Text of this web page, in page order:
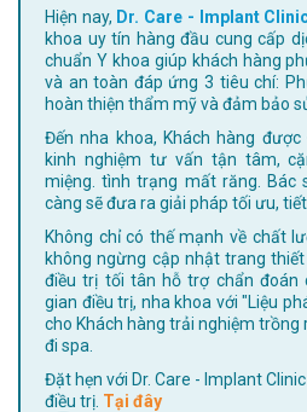
Hiện nay, Dr. Care - Implant
khoa uy tín hàng đầu cung cấp
chuẩn Y khoa giúp khách hàng
và an toàn đáp ứng 3 tiêu chí:
hoàn thiện thẩm mỹ và đảm bảo
Đến nha khoa, Khách hàng được
kinh nghiệm tư vấn tận tâm,
miệng. tình trạng mất răng. Bác
càng sẽ đưa ra giải pháp tối ưu,
Không chỉ có thế mạnh về chất lượng điều trị, Dr. Care còn
không ngừng cập nhật trang
điều trị tối tân hỗ trợ chẩn đoán
gian điều trị, nha khoa với "Liệu
cho Khách hàng trải nghiệm
đi spa.
Đặt hẹn với Dr. Care - Implant Clinic để thăm khám, tư vấn và
điều trị. Tại đây